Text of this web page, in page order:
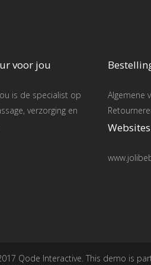
voor jou
is de specialist op
verzorging en
Algemene
Websites
Qode Interactive. This demo is